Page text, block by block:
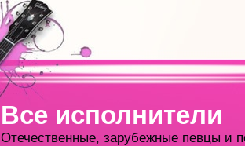
Все исполнители
Отечественные, зарубежные певцы и